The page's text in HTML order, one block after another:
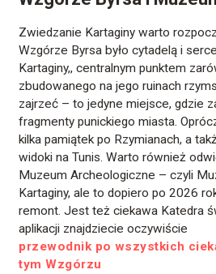
Zwiedzanie Kartaginy warto
Wzgórze Byrsa było cytadelą i
Kartaginy,, centralnym punktem
zbudowanego na jego ruinach
zajrzeć – to jedyne miejsce, gdzie
fragmenty punickiego miasta.
kilka pamiątek po Rzymianach, a
widoki na Tunis. Warto również
Muzeum Archeologiczne – czyli
Kartaginy, ale to dopiero po 2026
remont. Jest też ciekawa Katedra
aplikacji znajdziecie oczywiście
przewodnik po wszystkich
tym Wzgórzu